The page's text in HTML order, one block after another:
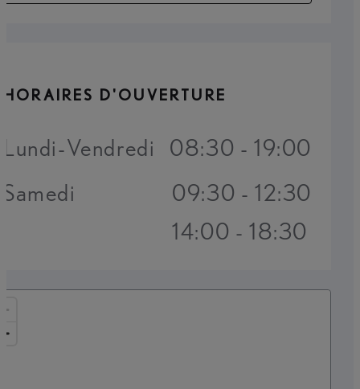
HORAIRES D'OUVERTURE
Lundi-Vendredi
08:30 - 19:00
Samedi
09:30 - 12:30
14:00 - 18:30